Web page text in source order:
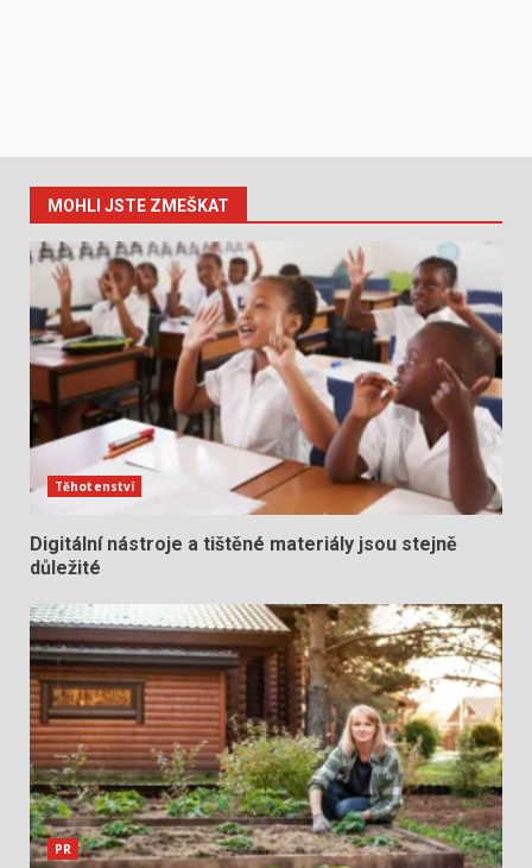
MOHLI JSTE ZMEŠKAT
Těhotenství
Digitální nástroje a tištěné materiály jsou stejně
důležité
PR